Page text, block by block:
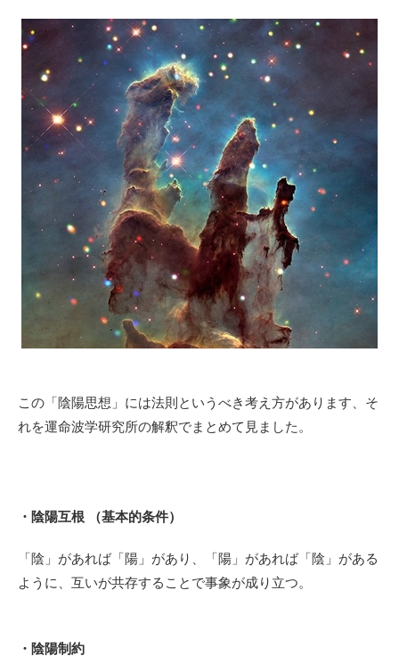
この「陰陽思想」には法則というべき考え方があります、そ
れを運命波学研究所の解釈でまとめて見ました。
・陰陽互根 （基本的条件）
「陰」があれば「陽」があり、「陽」があれば「陰」がある
ように、互いが共存することで事象が成り立つ。
・陰陽制約